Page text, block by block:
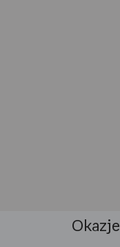
Okazje